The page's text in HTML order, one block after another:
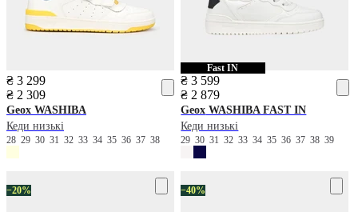
₴ 3 299
₴ 2 309
Geox WASHIBA
Кеди низькі
28 29 30 31 32 33 34 35 36 37 38
Fast IN
₴ 3 599
₴ 2 879
Geox WASHIBA FAST IN
Кеди низькі
2930313233343536373839
−20% −40%